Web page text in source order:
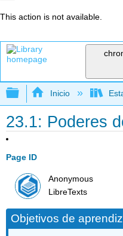
This action is not available.
Expandir/
Inicio
23.1: Poderes
Page ID
Anonymous
LibreTexts
Objetivos de